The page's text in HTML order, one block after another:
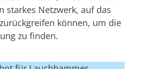
starkes Netzwerk, auf das
können, um die
zu finden.